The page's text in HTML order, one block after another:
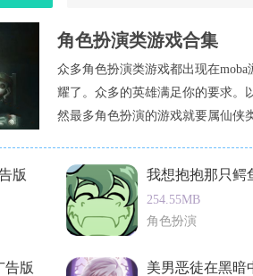
衡。
制与随机事件系统确保每局体验差异
”逆袭，满足玩家探索欲。
人窒息”，中国玩家多感慨“仿佛重
解父母当年逼我学奥数的执念”；而海
长‘为你好’背后的文化逻辑”。专业评
来最具文化洞察力的模拟游戏之一”。
角色扮演类游戏合集
众多角色扮演类游戏都出现在
耀了。众多的英雄满足你的要求。
然最多角色扮演的游戏就要属仙侠
及游戏的玩法攻略哦，快和你的小
版
254.55MB
角色扮演
告版